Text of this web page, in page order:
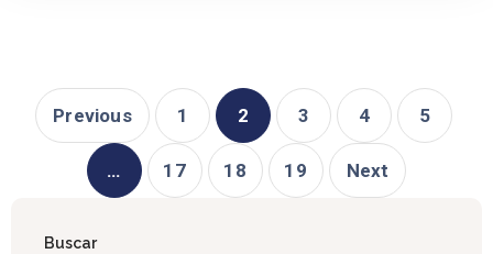
Previous 1 2 3 4 5
… 17 18 19 Next
Buscar